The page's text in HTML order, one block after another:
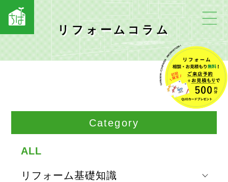
リフォームコラム
Category
ALL
リフォーム基礎知識